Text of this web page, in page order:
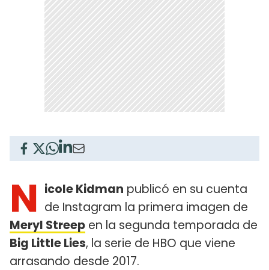
N icole Kidman publicó en su cuenta
de Instagram la primera imagen de
Meryl Streep en la segunda temporada de
Big Little Lies, la serie de HBO que viene
arrasando desde 2017.